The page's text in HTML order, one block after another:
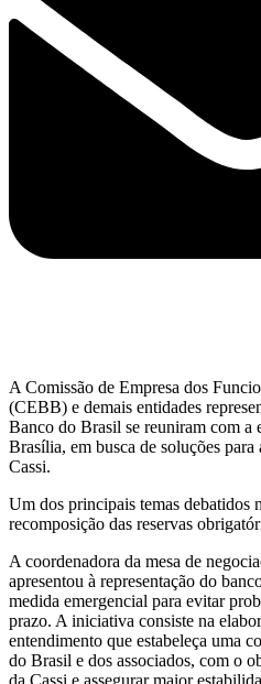
A Comissão de Empresa dos
(CEBB) e demais entidades
Banco do Brasil se reuniram com a
Brasília, em busca de soluções para
Cassi.
Um dos principais temas debatidos
recomposição das reservas
A coordenadora da mesa de
apresentou à representação do
medida emergencial para evitar
prazo. A iniciativa consiste na
entendimento que estabeleça uma
do Brasil e dos associados, com o
da Cassi e assegurar maior